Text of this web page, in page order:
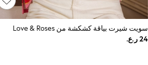
سويت شيرت بياقة كشكشة من Love & Roses